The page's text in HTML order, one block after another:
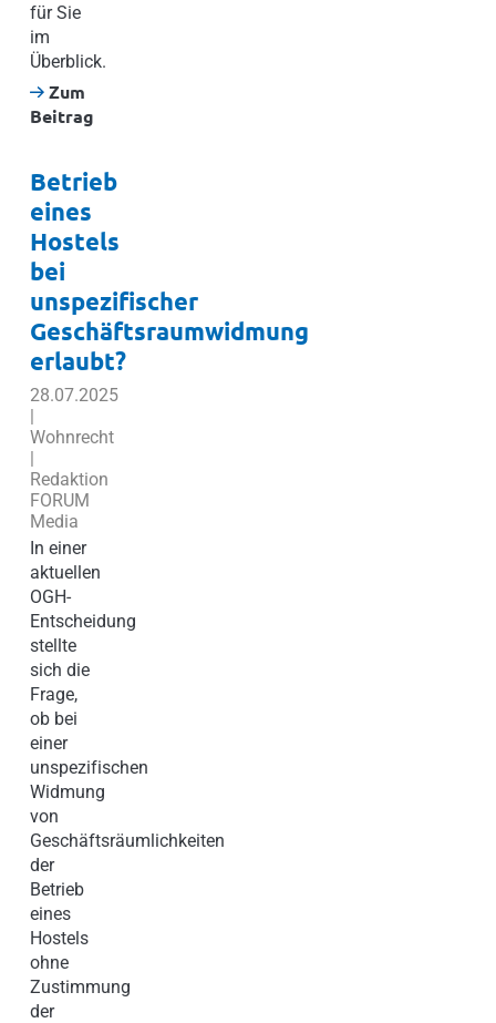
für Sie
im
Überblick.
Zum
Beitrag
Betrieb
eines
Hostels
bei
unspezifischer
Geschäftsraumwidmung
erlaubt?
28.07.2025
|
Wohnrecht
|
Redaktion
FORUM
Media
In einer
aktuellen
OGH-
Entscheidung
stellte
sich die
Frage,
ob bei
einer
unspezifischen
Widmung
von
Geschäftsräumlichkeiten
der
Betrieb
eines
Hostels
ohne
Zustimmung
der